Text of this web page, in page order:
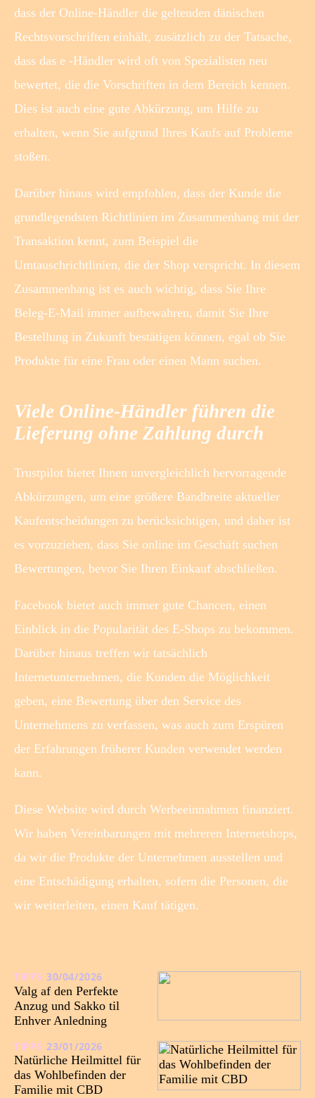
dass der Online-Händler die geltenden dänischen
Rechtsvorschriften einhält, zusätzlich zu der Tatsache,
dass das e -Händler wird oft von Spezialisten neu
bewertet, die die Vorschriften in dem Bereich kennen.
Dies ist auch eine gute Abkürzung, um Hilfe zu
erhalten, wenn Sie aufgrund Ihres Kaufs auf Probleme
stoßen.
Darüber hinaus wird empfohlen, dass der Kunde die
grundlegendsten Richtlinien im Zusammenhang mit der
Transaktion kennt, zum Beispiel die
Umtauschrichtlinien, die der Shop verspricht. In diesem
Zusammenhang ist es auch wichtig, dass Sie Ihre
Beleg-E-Mail immer aufbewahren, damit Sie Ihre
Bestellung in Zukunft bestätigen können, egal ob Sie
Produkte für eine Frau oder einen Mann suchen.
Viele Online-Händler führen die
Lieferung ohne Zahlung durch
Trustpilot bietet Ihnen unvergleichlich hervorragende
Abkürzungen, um eine größere Bandbreite aktueller
Kaufentscheidungen zu berücksichtigen, und daher ist
es vorzuziehen, dass Sie online im Geschäft suchen
Bewertungen, bevor Sie Ihren Einkauf abschließen.
Facebook bietet auch immer gute Chancen, einen
Einblick in die Popularität des E-Shops zu bekommen.
Darüber hinaus treffen wir tatsächlich
Internetunternehmen, die Kunden die Möglichkeit
geben, eine Bewertung über den Service des
Unternehmens zu verfassen, was auch zum Erspüren
der Erfahrungen früherer Kunden verwendet werden
kann.
Diese Website wird durch Werbeeinnahmen finanziert.
Wir haben Vereinbarungen mit mehreren Internetshops,
da wir die Produkte der Unternehmen ausstellen und
eine Entschädigung erhalten, sofern die Personen, die
wir weiterleiten, einen Kauf tätigen.
TIPPS 30/04/2026
Valg af den Perfekte
Anzug und Sakko til
Enhver Anledning
TIPPS 23/01/2026
Natürliche Heilmittel für
das Wohlbefinden der
Familie mit CBD